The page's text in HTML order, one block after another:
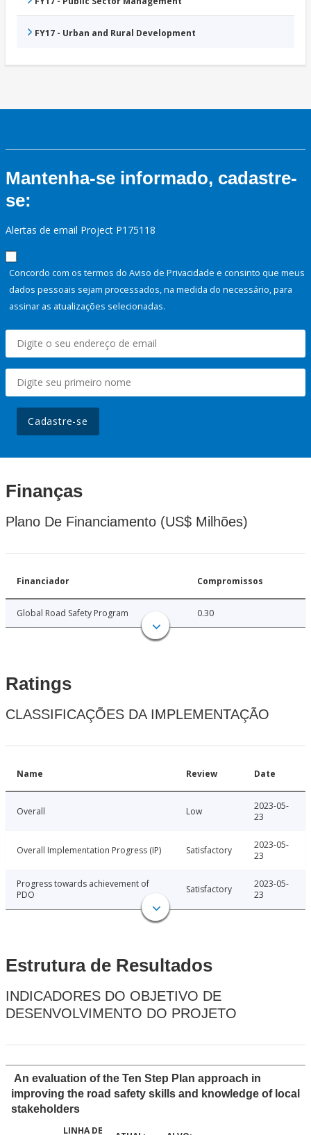
FY17 - Urban and Rural Development
Mantenha-se informado, cadastre-
se:
Alertas de email Project P175118
Concordo com os termos do Aviso de Privacidade e consinto que meus
dados pessoais sejam processados, na medida do necessário, para
assinar as atualizações selecionadas.
Cadastre-se
Finanças
Plano De Financiamento (US$ Milhões)
Financiador Compromissos
Global Road Safety Program 0.30
Ratings
CLASSIFICAÇÕES DA IMPLEMENTAÇÃO
Name Review Date
Overall Low
2023-05-
23
Overall Implementation Progress (IP) Satisfactory
2023-05-
23
Progress towards achievement of
PDO
Satisfactory
2023-05-
23
Estrutura de Resultados
INDICADORES DO OBJETIVO DE
DESENVOLVIMENTO DO PROJETO
An evaluation of the Ten Step Plan approach in
improving the road safety skills and knowledge of local
stakeholders